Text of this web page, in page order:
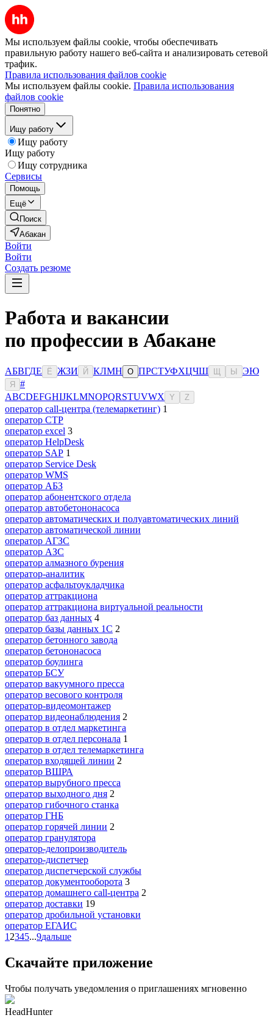
Мы используем файлы cookie, чтобы обеспечивать
правильную работу нашего веб-сайта и анализировать сетевой
трафик.
Правила использования файлов cookie
Мы используем файлы cookie. Правила использования
файлов cookie
Понятно
Ищу работу
Ищу работу
Ищу работу
Ищу сотрудника
Сервисы
Помощь
Ещё
Поиск
Абакан
Войти
Войти
Создать резюме
Работа и вакансии
по профессии в Абакане
АБВГДЕ Ё ЖЗИ Й КЛМН О ПРСТУФХЦЧШ Ы ЭЮ
Я
#
ABCDEFGHIJKLMNOPQRSTUVWX Y Z
оператор call-центра (телемаркетинг) 1
оператор CTP
оператор excel 3
оператор HelpDesk
оператор SAP 1
оператор Service Desk
оператор WMS
оператор АБЗ
оператор абонентского отдела
оператор автобетононасоса
оператор автоматических и полуавтоматических линий
оператор автоматической линии
оператор АГЗС
оператор АЗС
оператор алмазного бурения
оператор-аналитик
оператор асфальтоукладчика
оператор аттракциона
оператор аттракциона виртуальной реальности
оператор баз данных 4
оператор базы данных 1С 2
оператор бетонного завода
оператор бетононасоса
оператор боулинга
оператор БСУ
оператор вакуумного пресса
оператор весового контроля
оператор-видеомонтажер
оператор видеонаблюдения 2
оператор в отдел маркетинга
оператор в отдел персонала 1
оператор в отдел телемаркетинга
оператор входящей линии 2
оператор ВШРА
оператор вырубного пресса
оператор выходного дня 2
оператор гибочного станка
оператор ГНБ
оператор горячей линии 2
оператор гранулятора
оператор-делопроизводитель
оператор-диспетчер
оператор диспетчерской службы
оператор документооборота 3
оператор домашнего call-центра 2
оператор доставки 19
оператор дробильной установки
оператор ЕГАИС
1 2345...9дальше
Скачайте приложение
Чтобы получать уведомления о приглашениях мгновенно
HeadHunter